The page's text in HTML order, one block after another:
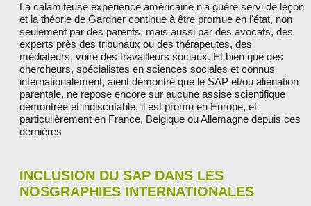
La calamiteuse expérience américaine n'a guère servi de leçon
et la théorie de Gardner continue à être promue en l'état, non
seulement par des parents, mais aussi par des avocats, des
experts près des tribunaux ou des thérapeutes, des
médiateurs, voire des travailleurs sociaux. Et bien que des
chercheurs, spécialistes en sciences sociales et connus
internationalement, aient démontré que le SAP et/ou aliénation
parentale, ne repose encore sur aucune assise scientifique
démontrée et indiscutable, il est promu en Europe, et
particulièrement en France, Belgique ou Allemagne depuis ces
dernières
INCLUSION DU SAP DANS LES
NOSGRAPHIES INTERNATIONALES